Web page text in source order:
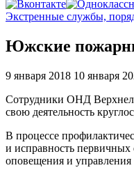
Главная
Экстренные службы,
Южские
9 января 2018 10 января
Сотрудники ОНД
свою деятельность
В процессе
и исправность
оповещения и управления